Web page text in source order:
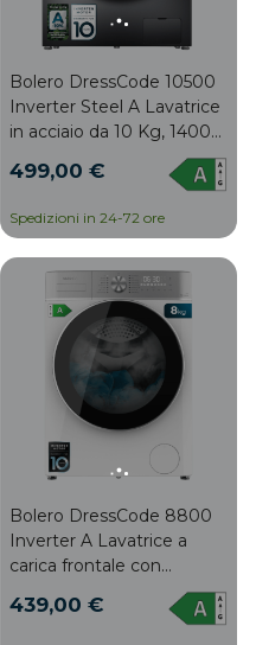
Bolero DressCode 10500
Inverter Steel A Lavatrice
in acciaio da 10 Kg, 1400
giri, inverter più motore,
vapore, 16 programmi,
499,00 €
Spedizioni in 24-72 ore
Bolero DressCode 8800
Inverter A Lavatrice a
carica frontale con
capacità di 8 kg e 1400
giri/min, 16 programmi,
439,00 €